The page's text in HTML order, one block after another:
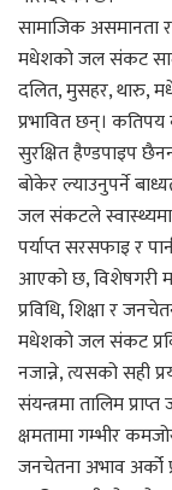
सामाजिक असमानता
मधेशको जल संकट
दलित, मुसहर, थारु,
प्रभावित छन्।
सुरक्षित हैण्डपाइप
बोकेर ल्याउनुपर्ने
जल संकटले स्वास्थ्यमा
पर्याप्त सरसफाइ र
आएको छ, विशेषगरी
प्रविधि, शिक्षा र
मधेशको जल संकट
नजान्ने, त्यसको सही
संयन्त्रमा तालिम
क्षमतामा गम्भीर
जनचेतना अभाव अर्को